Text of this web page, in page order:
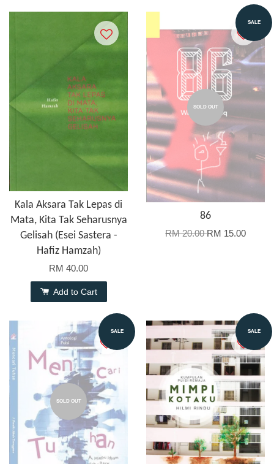
Kala Aksara Tak Lepas di
Mata, Kita Tak Seharusnya
Gelisah (Esei Sastera -
Hafiz Hamzah)
RM 40.00
Add to Cart
SALE
SOLD OUT
86
RM 20.00RM 15.00
SALE
SOLD OUT
SALE